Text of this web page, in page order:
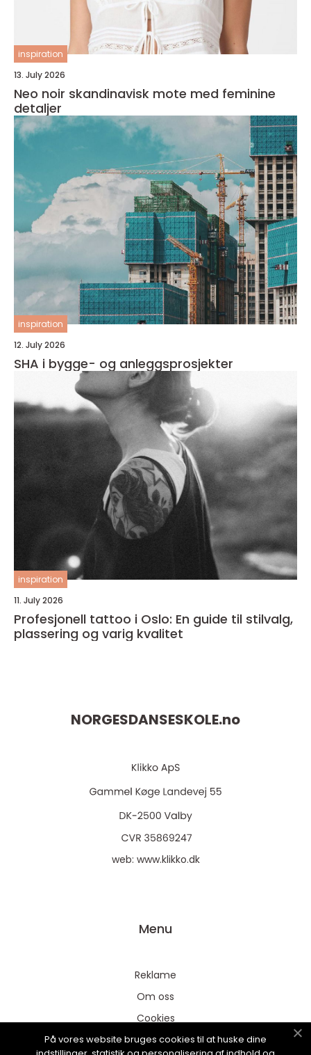
inspiration
13. July 2026
Neo noir skandinavisk mote med feminine
detaljer
inspiration
12. July 2026
SHA i bygge- og anleggsprosjekter
inspiration
11. July 2026
Profesjonell tattoo i Oslo: En guide til stilvalg,
plassering og varig kvalitet
NORGESDANSESKOLE.no
web: www.klikko.dk
Menu
Reklame
Om oss
Cookies
Kontakt Oss
På vores website bruges cookies til at huske dine